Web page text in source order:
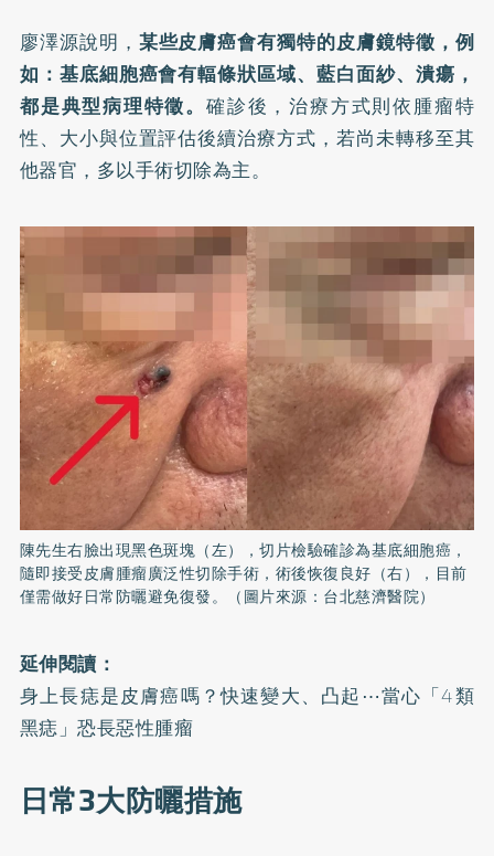
廖澤源說明， 某些皮膚癌會有獨特的皮膚鏡特徵，例
如：基底細胞癌會有輻條狀區域、藍白面紗、潰瘍，
都是典型病理特徵。確診後，治療方式則依腫瘤特
性、大小與位置評估後續治療方式，若尚未轉移至其
他器官，多以手術切除為主。
陳先生右臉出現黑色斑塊（左），切片檢驗確診為基底細胞癌，
隨即接受皮膚腫瘤廣泛性切除手術，術後恢復良好（右），目前
僅需做好日常防曬避免復發。（圖片來源：台北慈濟醫院）
延伸閱讀：
身上長痣是皮膚癌嗎？快速變大、凸起⋯當心「4類
黑痣」恐長惡性腫瘤
日常3大防曬措施